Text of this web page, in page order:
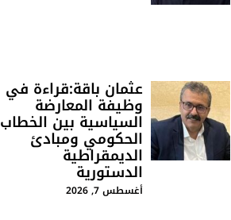
عثمان باقة:قراءة في
وظيفة المعارضة
السياسية بين الخطاب
الحكومي ومبادئ
الديمقراطية
الدستورية
أغسطس 7, 2026